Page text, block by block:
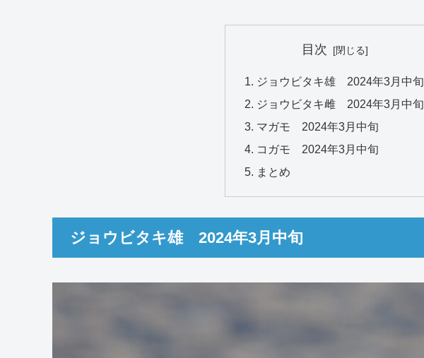
目次
ジョウビタキ雄 2024年3月中旬
ジョウビタキ雌 2024年3月中旬
マガモ 2024年3月中旬
コガモ 2024年3月中旬
まとめ
ジョウビタキ雄 2024年3月中旬